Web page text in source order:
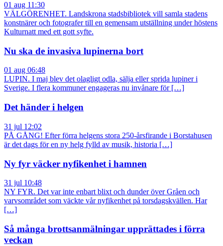
01 aug 11:30
VÄLGÖRENHET. Landskrona stadsbibliotek vill samla stadens
konstnärer och fotografer till en gemensam utställning under höstens
Kulturnatt med ett gott syfte.
Nu ska de invasiva lupinerna bort
01 aug 06:48
LUPIN. I maj blev det olagligt odla, sälja eller sprida lupiner i
Sverige. I flera kommuner engageras nu invånare för […]
Det händer i helgen
31 jul 12:02
PÅ GÅNG! Efter förra helgens stora 250-årsfirande i Borstahusen
är det dags för en ny helg fylld av musik, historia […]
Ny fyr väcker nyfikenhet i hamnen
31 jul 10:48
NY FYR. Det var inte enbart blixt och dunder över Gråen och
varvsområdet som väckte vår nyfikenhet på torsdagskvällen. Har
[…]
Så många brottsanmälningar upprättades i förra
veckan